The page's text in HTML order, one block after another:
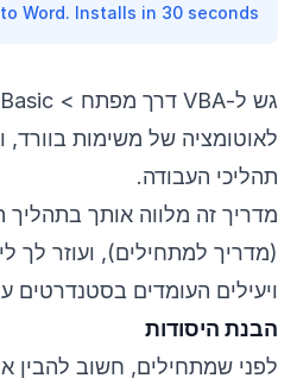
Word. Installs in 30 seconds →
לאוטומציה של משימות בוורד,
תהליכי העבודה.
(מדריך למתחילים), ועוזר לך
ויעילים העומדים בסטנדרטים
הבנת היסודות
לפני שמתחילים, חשוב להבין